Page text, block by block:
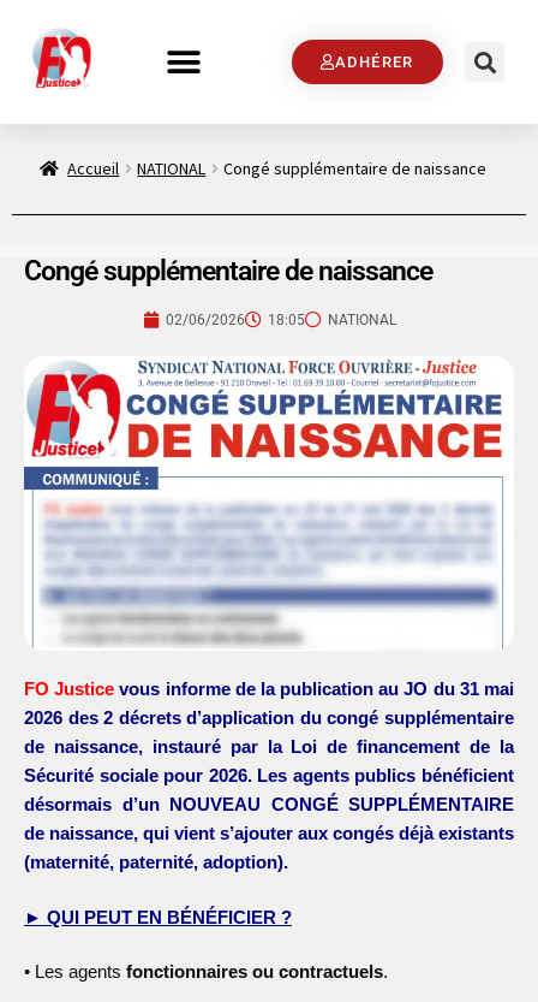
ADHÉRER
Accueil NATIONAL Congé supplémentaire de naissance
Congé supplémentaire de naissance
02/06/2026 18:05 NATIONAL
FO Justice vous informe de la publication au JO du 31 mai
2026 des 2 décretsd’application du congé supplémentaire
de naissance, instauré par la Loi definancement de la
Sécurité sociale pour 2026. Les agents publics bénéficient
désormais d’un NOUVEAU CONGÉ SUPPLÉMENTAIRE
de naissance, qui vient s’ajouter aux congés déjà existants
(maternité, paternité, adoption).
► QUI PEUT EN BÉNÉFICIER ?
• Les agents fonctionnaires ou contractuels.